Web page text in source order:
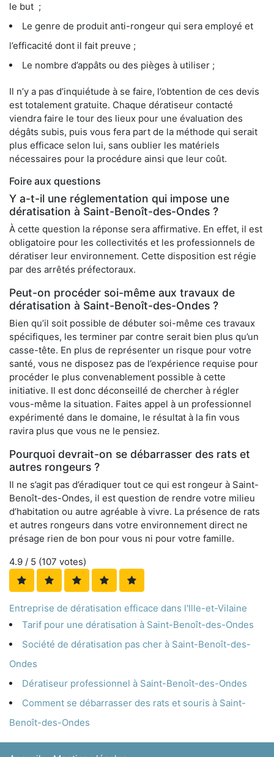
le but ;
Le genre de produit anti-rongeur qui sera employé et
l’efficacité dont il fait preuve ;
Le nombre d’appâts ou des pièges à utiliser ;
Il n’y a pas d’inquiétude à se faire, l’obtention de ces devis
est totalement gratuite. Chaque dératiseur contacté
viendra faire le tour des lieux pour une évaluation des
dégâts subis, puis vous fera part de la méthode qui serait
plus efficace selon lui, sans oublier les matériels
nécessaires pour la procédure ainsi que leur coût.
Foire aux questions
Y a-t-il une réglementation qui impose une
dératisation à Saint-Benoît-des-Ondes ?
À cette question la réponse sera affirmative. En effet, il est
obligatoire pour les collectivités et les professionnels de
dératiser leur environnement. Cette disposition est régie
par des arrêtés préfectoraux.
Peut-on procéder soi-même aux travaux de
dératisation à Saint-Benoît-des-Ondes ?
Bien qu’il soit possible de débuter soi-même ces travaux
spécifiques, les terminer par contre serait bien plus qu’un
casse-tête. En plus de représenter un risque pour votre
santé, vous ne disposez pas de l’expérience requise pour
procéder le plus convenablement possible à cette
initiative. Il est donc déconseillé de chercher à régler
vous-même la situation. Faites appel à un professionnel
expérimenté dans le domaine, le résultat à la fin vous
ravira plus que vous ne le pensiez.
Pourquoi devrait-on se débarrasser des rats et
autres rongeurs ?
Il ne s’agit pas d’éradiquer tout ce qui est rongeur à Saint-
Benoît-des-Ondes, il est question de rendre votre milieu
d’habitation ou autre agréable à vivre. La présence de rats
et autres rongeurs dans votre environnement direct ne
présage rien de bon pour vous ni pour votre famille.
4.9 / 5 (107 votes)
Entreprise de dératisation efficace dans l'Ille-et-Vilaine
Tarif pour une dératisation à Saint-Benoît-des-Ondes
Société de dératisation pas cher à Saint-Benoît-des-
Ondes
Dératiseur professionnel à Saint-Benoît-des-Ondes
Comment se débarrasser des rats et souris à Saint-
Benoît-des-Ondes